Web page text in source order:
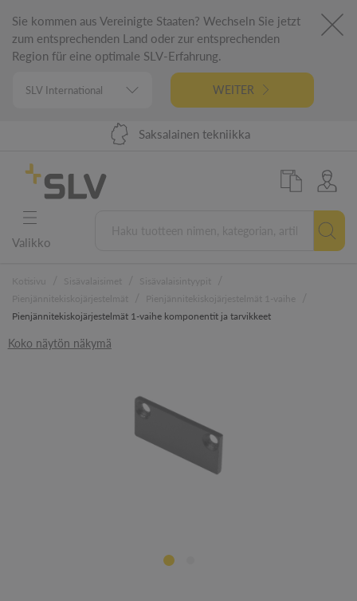
Sie kommen aus Vereinigte Staaten? Wechseln Sie jetzt
zum entsprechenden Land oder zur entsprechenden
Region für eine optimale SLV-Erfahrung.
WEITER
5 vuoden takuu
Saksalainen tekniikka
Toimitus 48 tunnissa EU:ssa
98 %:n tuotevalikoima
Valikko
Pienjännitekiskojärjestelmät 1-vaihe komponentit ja tarvikkeet
Koko näytön näkymä